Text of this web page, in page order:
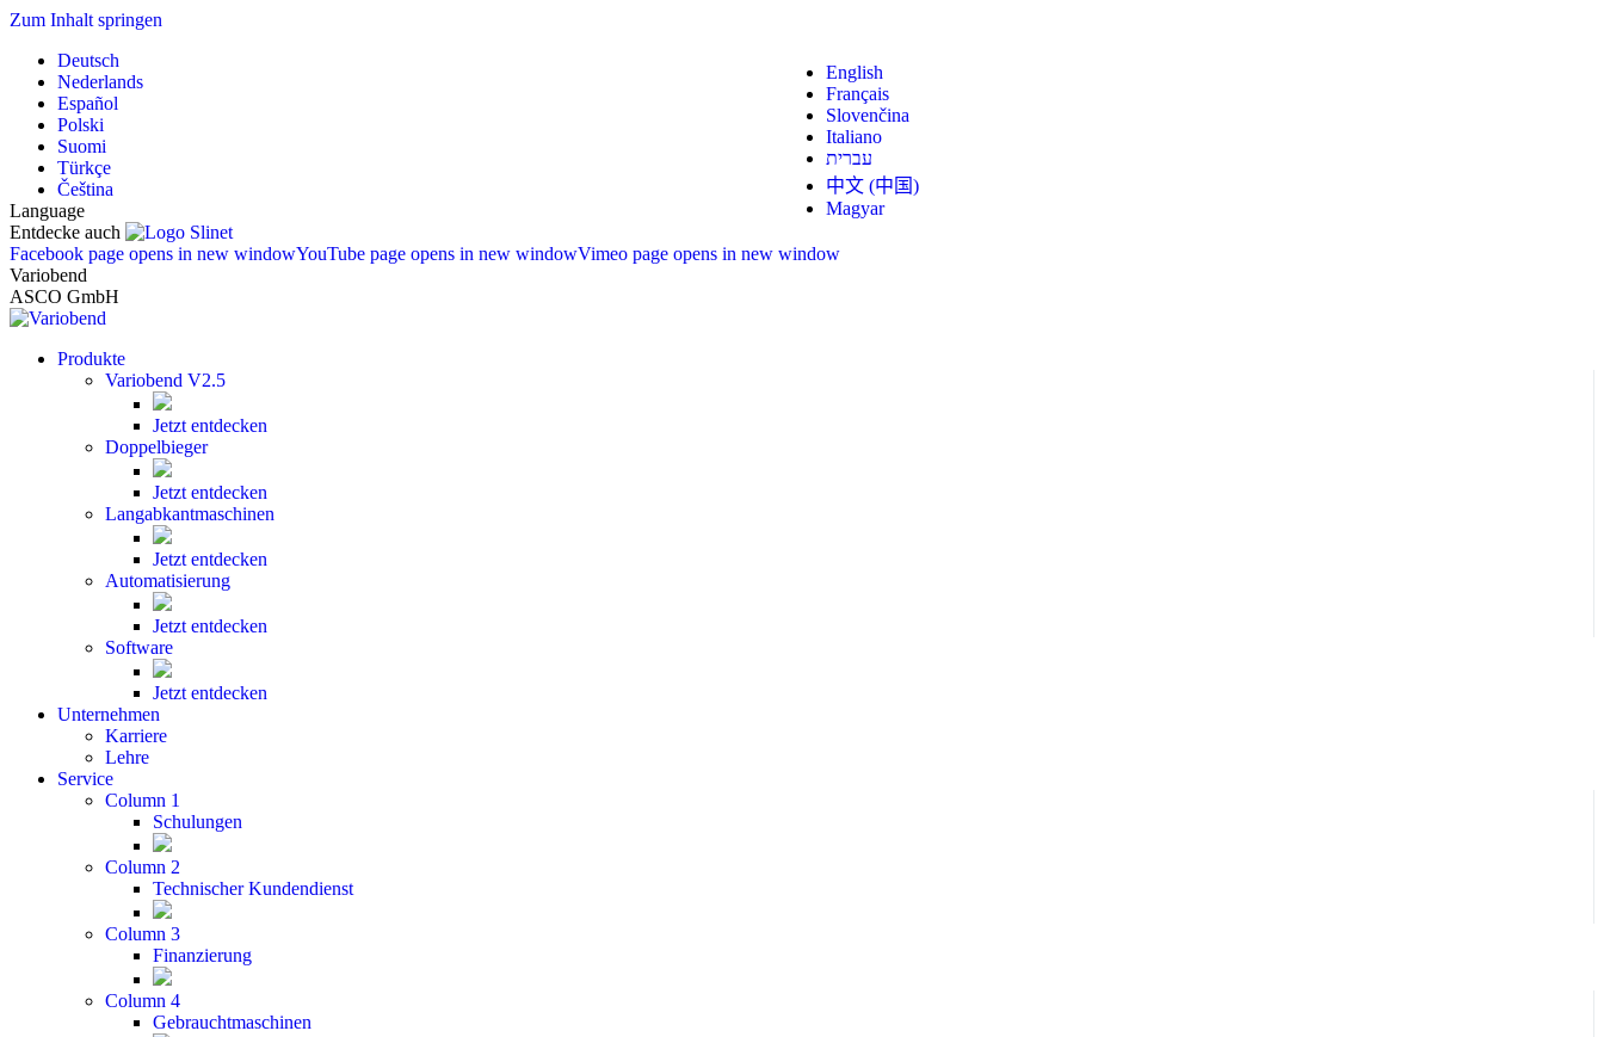
Zum Inhalt springen
Deutsch
English
Nederlands
Français
Español
Slovenčina
Polski
Italiano
Suomi
עברית
Türkçe
中文 (中国)
Čeština
Magyar
Language
Entdecke auch
Facebook page opens in new windowYouTube page opens in new windowVimeo page opens in new window
Variobend
ASCO GmbH
Produkte
Variobend V2.5
Jetzt entdecken
Doppelbieger
Jetzt entdecken
Langabkantmaschinen
Jetzt entdecken
Automatisierung
Jetzt entdecken
Software
Jetzt entdecken
Unternehmen
Karriere
Lehre
Service
Column 1
Schulungen
Column 2
Technischer Kundendienst
Column 3
Finanzierung
Column 4
Gebrauchtmaschinen